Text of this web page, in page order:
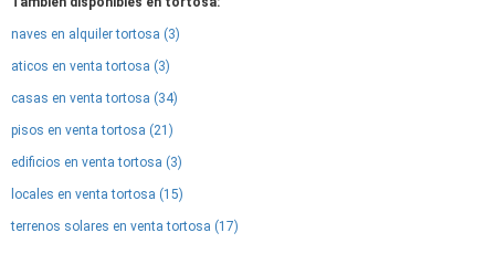
naves en alquiler tortosa (3)
aticos en venta tortosa (3)
casas en venta tortosa (34)
pisos en venta tortosa (21)
edificios en venta tortosa (3)
locales en venta tortosa (15)
terrenos solares en venta tortosa (17)